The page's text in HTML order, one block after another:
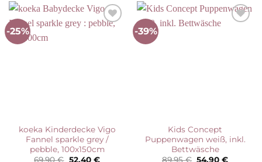
-25%
Auf die
koeka Kinderdecke Vigo
Fannel sparkle grey /
pebble, 100x150cm
69,90€ Ursprünglicher
52,40 €Aktueller
-39%
Kids Concept
Puppenwagen weiß, inkl.
Bettwäsche
89,95€ Ursprünglicher
54,90€